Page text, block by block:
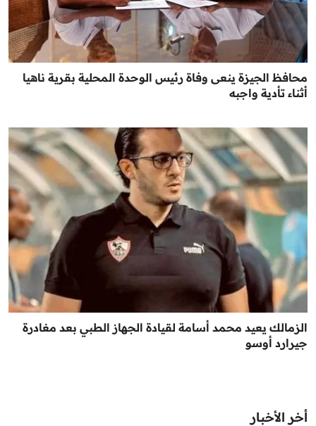
محافظ الجيزة ينعى وفاة رئيس الوحدة المحلية بقرية ناهيا
أثناء تأدية واجبه
الزمالك يعيد محمد أسامة لقيادة الجهاز الطبي بعد مغادرة
جيرارد أوسو
أخر الأخبار